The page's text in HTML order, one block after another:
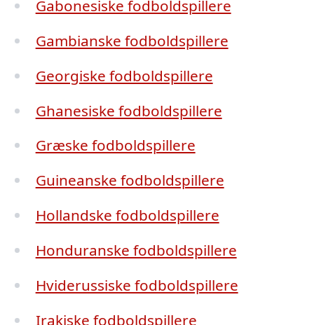
Gabonesiske fodboldspillere
Gambianske fodboldspillere
Georgiske fodboldspillere
Ghanesiske fodboldspillere
Græske fodboldspillere
Guineanske fodboldspillere
Hollandske fodboldspillere
Honduranske fodboldspillere
Hviderussiske fodboldspillere
Irakiske fodboldspillere